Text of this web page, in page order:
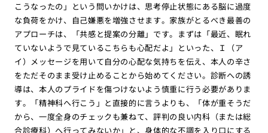
こうなったの」という問いかけは、思考停止状態にある脳に過度
な負荷をかけ、自己嫌悪を増強させます。家族がとるべき最善の
アプローチは、「共感と提案の分離」です。まずは「最近、眠れ
ていないようで見ているこちらも心配だよ」といった、Ｉ（ア
イ）メッセージを用いて自分の心配な気持ちを伝え、本人の辛さ
をただそのまま受け止めることから始めてください。診断への誘
導は、本人のプライドを傷つけないよう慎重に行う必要がありま
す。「精神科へ行こう」と直接的に言うよりも、「体が重そうだ
から、一度全身のチェックも兼ねて、評判の良い内科（または総
合診療科）へ行ってみないか」と、身体的な不調を入り口にする